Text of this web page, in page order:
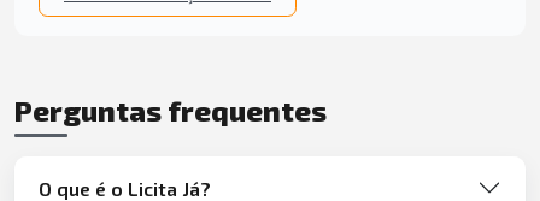
Perguntas frequentes
O que é o Licita Já?